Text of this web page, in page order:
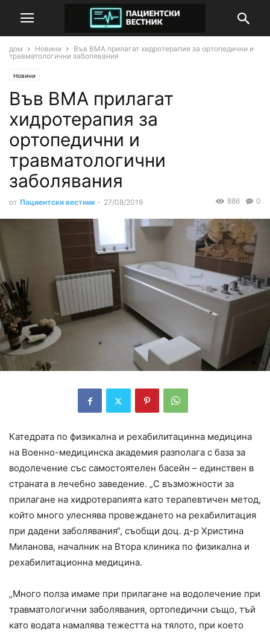
дом Новини
Във ВМА прилагат хидротерапия за ортопедични и
травматологични заболявания
Новини
Във ВМА прилагат
хидротерапия за
ортопедични и
травматологични
заболявания
от Пациентски вестник - 27/08/2019 0
886
Катедрата по физикална и рехабилитацинна медицина
на Военно-медицинска академия разполага с база за
водолечение със самостоятелен басейн – единствен в
страната в лечебно заведение. „С възможности за
прилагане на хидротерапията като терапевтичен метод,
който много улеснява провеждането на рехабилитация
при дадени заболявания“, съобщи доц. д-р Христина
Миланова, началник на Втора клиника по физикална и
рехабилитационна медицина.
„Много полза имаме при прилагане на водолечение при
травматологични заболявания, ортопедични също, тъй
като водата намалява тежестта на тялото, при което